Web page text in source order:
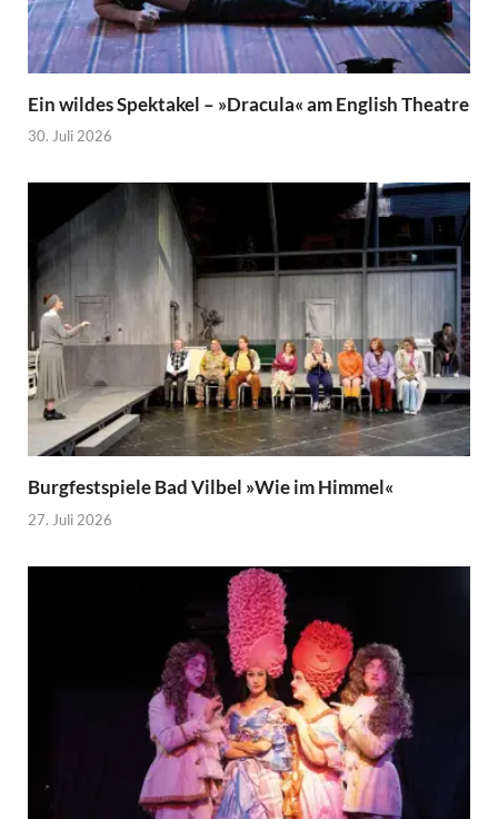
Ein wildes Spektakel – »Dracula« am English Theatre
30. Juli 2026
Burgfestspiele Bad Vilbel »Wie im Himmel«
27. Juli 2026